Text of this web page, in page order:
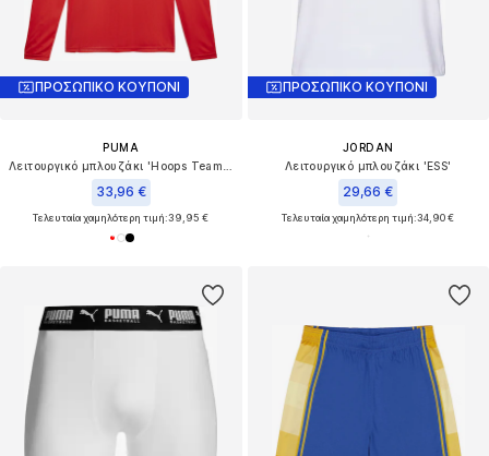
ΠΡΟΣΩΠΙΚΟ ΚΟΥΠΟΝΙ
PUMA
33,96 €
Τελευταία χαμηλότερη τιμή:39,95 €
ΠΡΟΣΩΠΙΚΟ ΚΟΥΠΟΝΙ
JORDAN
Λειτουργικό μπλουζάκι 'ESS'
29,66 €
Τελευταία χαμηλότερη τιμή:34,90 €